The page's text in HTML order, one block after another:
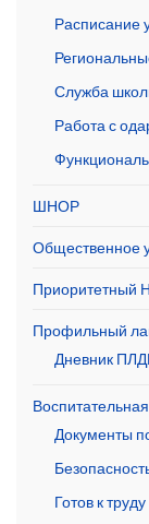
Расписание
Служба
Работа с
ШНОР
Общественное
Приоритетный
Профильный
Дневник
Документы
Готов к